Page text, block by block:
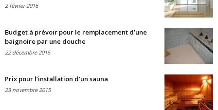
2 février 2016
Budget à prévoir pour le remplacement d’une
baignoire par une douche
22 décembre 2015
Prix pour l’installation d’un sauna
23 novembre 2015